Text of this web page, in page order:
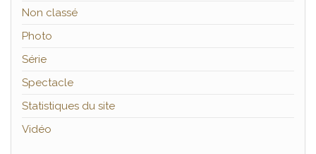
Non classé
Photo
Série
Spectacle
Statistiques du site
Vidéo